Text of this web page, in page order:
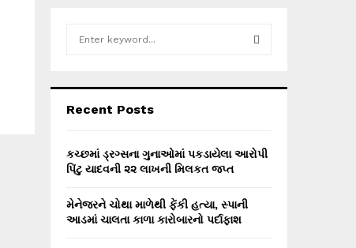
h
o
r
Recent Posts
કચ્છમાં ડ્રગ્સના ગુનાઓમાં પકડાયેલા આરોપી
પિંટુ યાદવની ૨૨ લાખની મિલકત જપ્ત
મેનેજરને ચોથા માળેથી ફેંકી હત્યા, સ્પાની
આડમાં ચાલતા કાળા કારોબારનો પર્દાફાશ